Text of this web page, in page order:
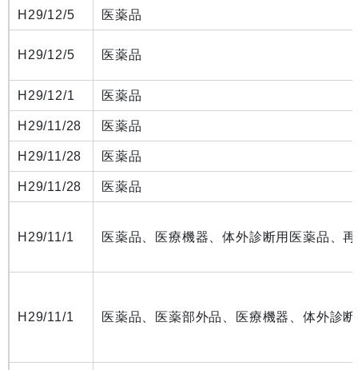
H29/12/5 医薬品
H29/12/5 医薬品
H29/12/1 医薬品
H29/11/28 医薬品
H29/11/28 医薬品
H29/11/28 医薬品
H29/11/1 医薬品、医療機器、体外診断用医薬品、
H29/11/1 医薬品、医薬部外品、医療機器、体外診